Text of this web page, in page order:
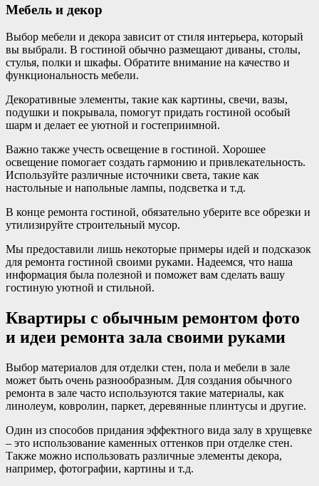
Мебель и декор
Выбор мебели и декора зависит от стиля интерьера, который
вы выбрали. В гостиной обычно размещают диваны, столы,
стулья, полки и шкафы. Обратите внимание на качество и
функциональность мебели.
Декоративные элементы, такие как картины, свечи, вазы,
подушки и покрывала, помогут придать гостиной особый
шарм и делает ее уютной и гостеприимной.
Важно также учесть освещение в гостиной. Хорошее
освещение помогает создать гармонию и привлекательность.
Используйте различные источники света, такие как
настольные и напольные лампы, подсветка и т.д.
В конце ремонта гостиной, обязательно уберите все обрезки и
утилизируйте строительный мусор.
Мы предоставили лишь некоторые примеры идей и подсказок
для ремонта гостиной своими руками. Надеемся, что наша
информация была полезной и поможет вам сделать вашу
гостиную уютной и стильной.
Квартиры с обычным ремонтом фото
и идеи ремонта зала своими руками
Выбор материалов для отделки стен, пола и мебели в зале
может быть очень разнообразным. Для создания обычного
ремонта в зале часто используются такие материалы, как
линолеум, ковролин, паркет, деревянные плинтусы и другие.
Один из способов придания эффектного вида залу в хрущевке
– это использование каменных оттенков при отделке стен.
Также можно использовать различные элементы декора,
например, фотографии, картины и т.д.